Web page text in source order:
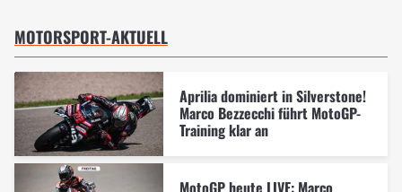
MOTORSPORT-AKTUELL
Aprilia dominiert in Silverstone!
Marco Bezzecchi führt MotoGP-
Training klar an
MotoGP heute LIVE: Marco